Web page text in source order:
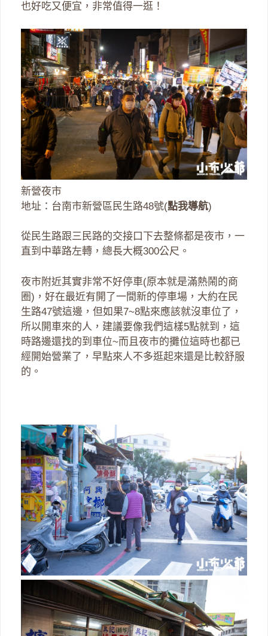
也好吃又便宜，非常值得一逛！
新營夜市
地址：台南市新營區民生路48號(點我導航)
從民生路跟三民路的交接口下去整條都是夜市，一
直到中華路左轉，總長大概300公尺。
夜市附近其實非常不好停車(原本就是滿熱鬧的商
圈)，好在最近有開了一間新的停車場，大約在民
生路47號這邊，但如果7~8點來應該就沒車位了，
所以開車來的人，建議要像我們這樣5點就到，這
時路邊還找的到車位~而且夜市的攤位這時也都已
經開始營業了，早點來人不多逛起來還是比較舒服
的。